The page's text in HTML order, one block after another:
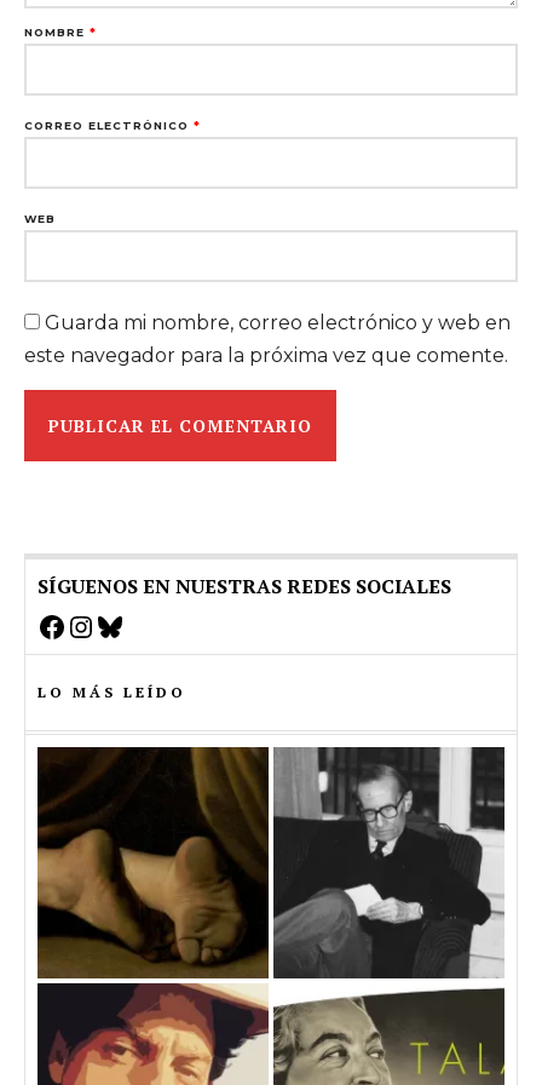
NOMBRE *
CORREO ELECTRÓNICO *
WEB
Guarda mi nombre, correo electrónico y web en
este navegador para la próxima vez que comente.
SÍGUENOS EN NUESTRAS REDES SOCIALES
Facebook
Instagram
Bluesky
LO MÁS LEÍDO